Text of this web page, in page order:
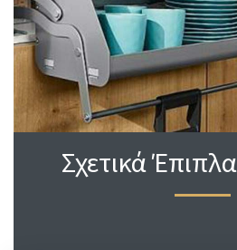
Σχετικά